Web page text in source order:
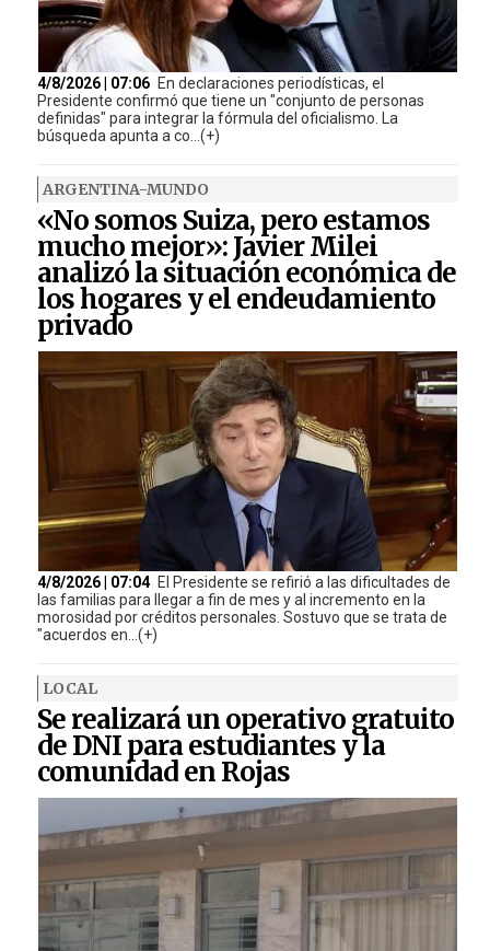
4/8/2026 | 07:06 En declaraciones periodísticas, el
Presidente confirmó que tiene un "conjunto de personas
definidas" para integrar la fórmula del oficialismo. La
búsqueda apunta a co...(+)
ARGENTINA-MUNDO
«No somos Suiza, pero estamos
mucho mejor»: Javier Milei
analizó la situación económica de
los hogares y el endeudamiento
privado
4/8/2026 | 07:04 El Presidente se refirió a las dificultades de
las familias para llegar a fin de mes y al incremento en la
morosidad por créditos personales. Sostuvo que se trata de
"acuerdos en...(+)
LOCAL
Se realizará un operativo gratuito
de DNI para estudiantes y la
comunidad en Rojas